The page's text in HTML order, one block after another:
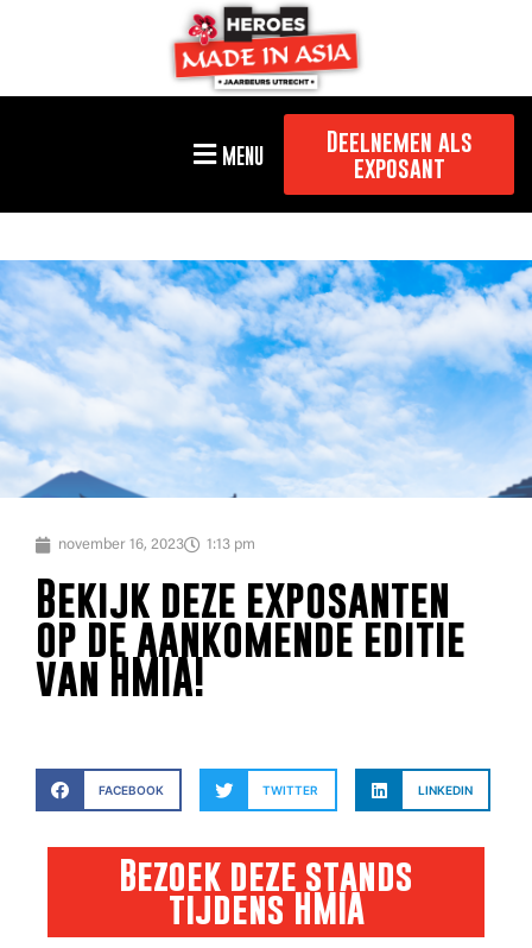
MENU
Deelnemen als
exposant
november 16, 2023 1:13 pm
Bekijk deze exposanten
op de aankomende editie
van HMIA!
FACEBOOK TWITTER LINKEDIN
Bezoek deze stands
tijdens HMIA